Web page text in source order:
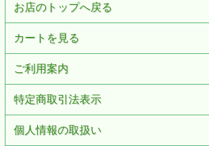
お店のトップへ戻る
カートを見る
ご利用案内
特定商取引法表示
個人情報の取扱い